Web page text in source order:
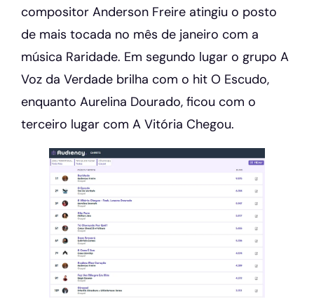
compositor Anderson Freire atingiu o posto
de mais tocada no mês de janeiro com a
música Raridade. Em segundo lugar o grupo A
Voz da Verdade brilha com o hit O Escudo,
enquanto Aurelina Dourado, ficou com o
terceiro lugar com A Vitória Chegou.